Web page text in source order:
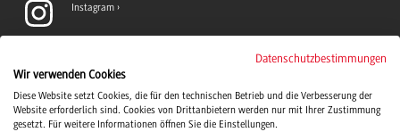
Instagram
LinkedIn
Datenschutzbestimmungen
Wir verwenden Cookies
Diese Website setzt Cookies, die für den technischen Betrieb und die Verbesserung der
Website erforderlich sind. Cookies von Drittanbietern werden nur mit Ihrer Zustimmung
gesetzt. Für weitere Informationen öffnen Sie die Einstellungen.